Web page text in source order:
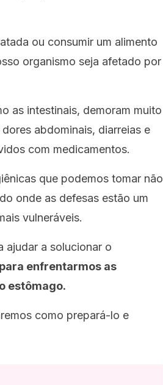
ou consumir um alimento
organismo seja afetado por
as intestinais, demoram muito
abdominais, diarreias e
com medicamentos.
que podemos tomar não
onde as defesas estão um
vulneráveis.
ajudar a solucionar o
enfrentarmos as
estômago.
como prepará-lo e